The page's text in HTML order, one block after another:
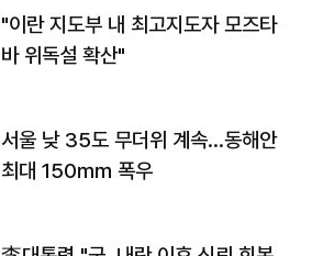
"이란 지도부 내 최고지도자 모즈타
바 위독설 확산"
서울 낮 35도 무더위 계속…동해안
최대 150㎜ 폭우